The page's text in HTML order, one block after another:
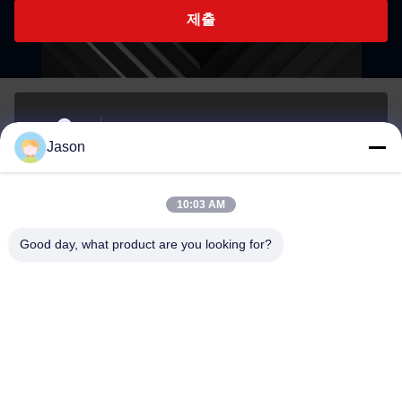
제출
주소
70 루지안 E Rd, 마웨이 지구, 푸저우, 푸젠, 중국,
이메일
youtongsales@gmail.com
Jason
10:03 AM
Good day, what product are you looking for?